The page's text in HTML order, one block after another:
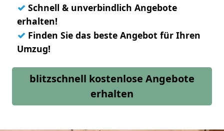
✓ Schnell & unverbindlich Angebote
erhalten!
✓ Finden Sie das beste Angebot für Ihren
Umzug!
blitzschnell kostenlose Angebote
erhalten